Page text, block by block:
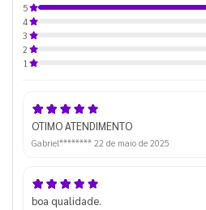
5
4
3
2
1
OTIMO ATENDIMENTO
Gabriel******** 22 de maio de 2025
boa qualidade.